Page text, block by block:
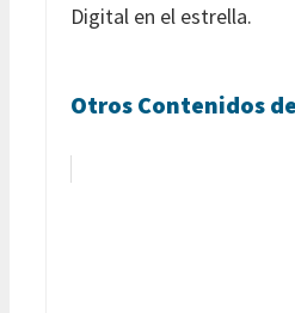
Digital en el estrella.
Otros Contenidos